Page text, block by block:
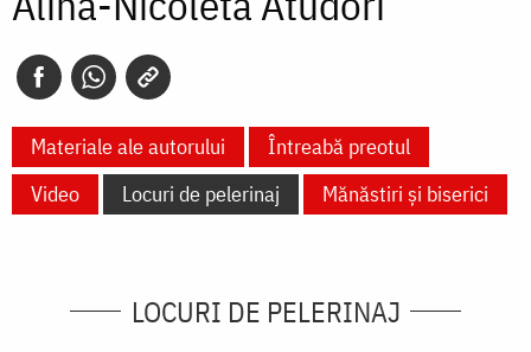
Materiale ale autorului
Întreabă preotul
Video
Locuri de pelerinaj Mănăstiri și biserici
LOCURI DE PELERINAJ